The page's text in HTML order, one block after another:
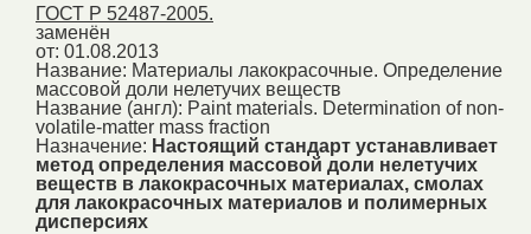
ГОСТ Р 52487-2005.
заменён
от: 01.08.2013
Название: Материалы лакокрасочные. Определение
массовой доли нелетучих веществ
Название (англ): Paint materials. Determination of non-
volatile-matter mass fraction
Назначение: Настоящий стандарт устанавливает
метод определения массовой доли нелетучих
веществ в лакокрасочных материалах, смолах
для лакокрасочных материалов и полимерных
дисперсиях